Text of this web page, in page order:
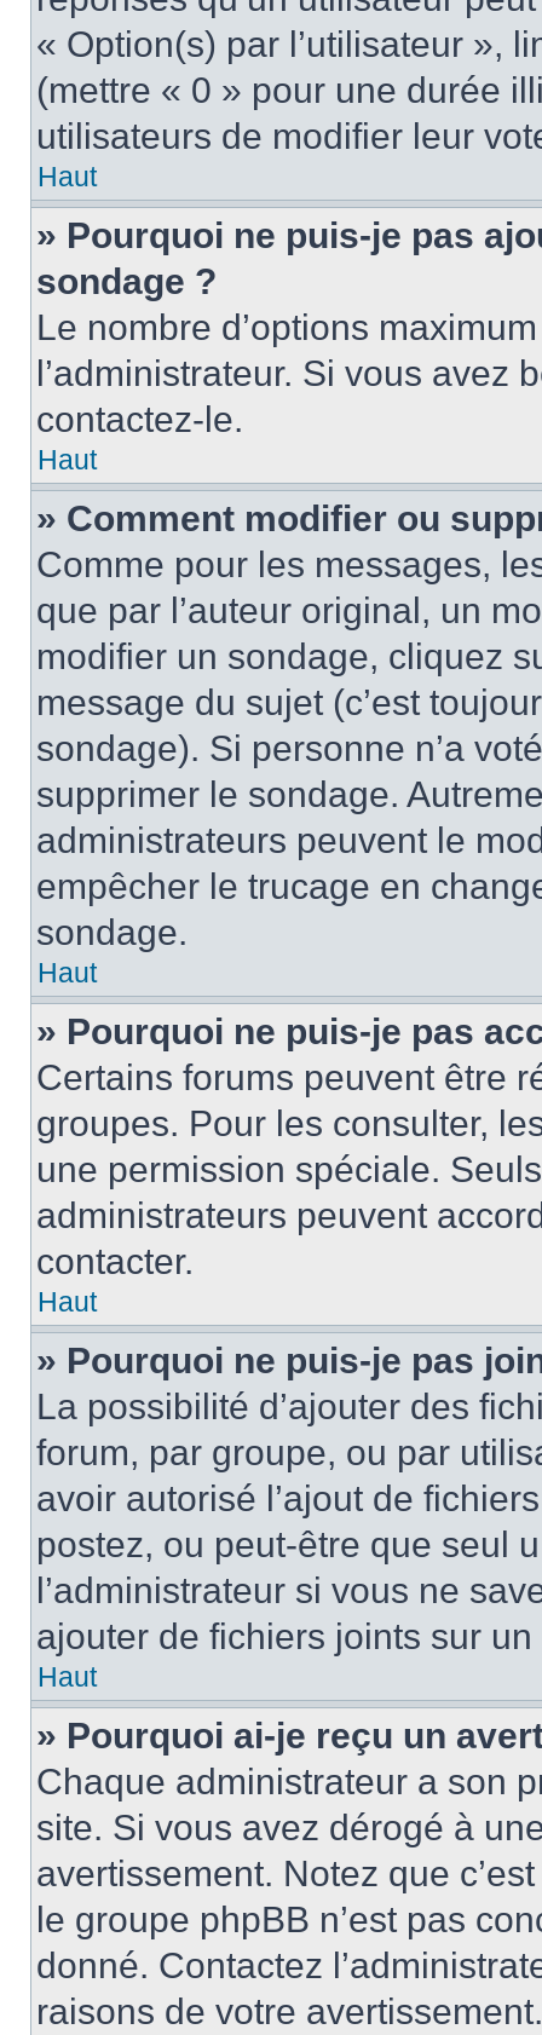
« Option(s) par l’utilisateur »,
(mettre « 0 » pour une durée
utilisateurs de modifier leur
Haut
» Pourquoi ne puis-je pas
sondage ?
Le nombre d’options
l’administrateur. Si vous avez
contactez-le.
Haut
» Comment modifier ou
Comme pour les messages,
que par l’auteur original, un
modifier un sondage, cliquez
message du sujet (c’est
sondage). Si personne n’a
supprimer le sondage.
administrateurs peuvent le
empêcher le trucage en
sondage.
Haut
» Pourquoi ne puis-je pas
Certains forums peuvent être
groupes. Pour les consulter,
une permission spéciale.
administrateurs peuvent
contacter.
Haut
» Pourquoi ne puis-je pas
La possibilité d’ajouter des
forum, par groupe, ou par
avoir autorisé l’ajout de
postez, ou peut-être que seul
l’administrateur si vous ne
ajouter de fichiers joints sur un
Haut
» Pourquoi ai-je reçu un
Chaque administrateur a son
site. Si vous avez dérogé à
avertissement. Notez que
le groupe phpBB n’est pas
donné. Contactez
raisons de votre avertissement.